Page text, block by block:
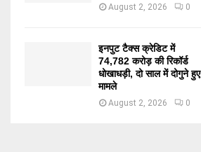
August 2, 2026 0
इनपुट टैक्स क्रेडिट में
74,782 करोड़ की रिकॉर्ड
धोखाधड़ी, दो साल में दोगुने हुए
मामले
August 2, 2026 0